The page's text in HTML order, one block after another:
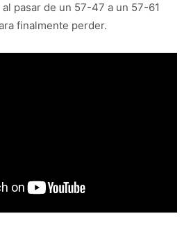
pasar de un 57-47 a un 57-61
finalmente perder.